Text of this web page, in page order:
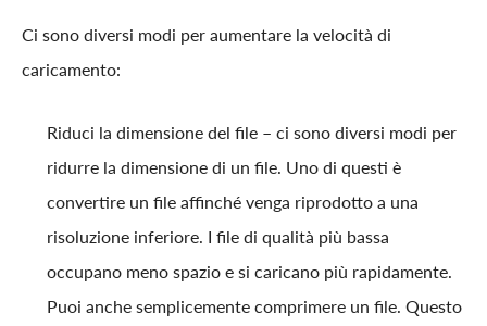
Ci sono diversi modi per aumentare la velocità di
caricamento:
Riduci la dimensione del file – ci sono diversi modi per
ridurre la dimensione di un file. Uno di questi è
convertire un file affinché venga riprodotto a una
risoluzione inferiore. I file di qualità più bassa
occupano meno spazio e si caricano più rapidamente.
Puoi anche semplicemente comprimere un file. Questo